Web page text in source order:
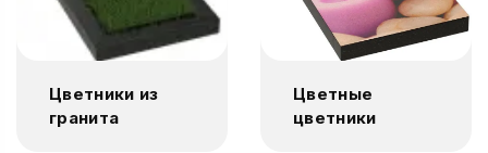
Цветники из
гранита
Цветные
цветники